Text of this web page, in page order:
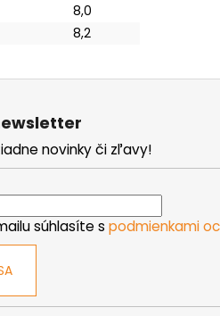
8,0
8,2
novinky či zľavy!
súhlasíte s podmienkami